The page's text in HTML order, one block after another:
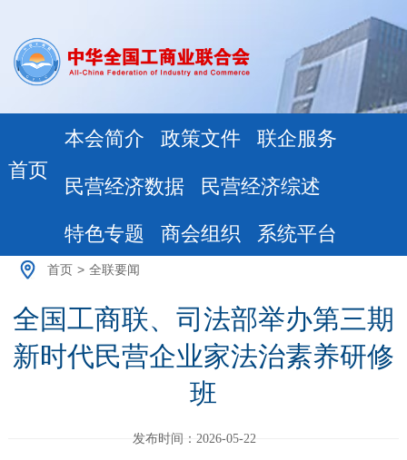
首页
本会简介 政策文件 联企服务
民营经济数据 民营经济综述
特色专题 商会组织 系统平台
首页 > 全联要闻
全国工商联、司法部举办第三期
新时代民营企业家法治素养研修
班
发布时间：2026-05-22